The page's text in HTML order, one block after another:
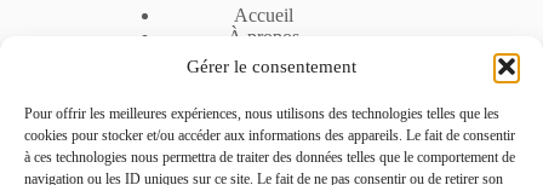
Gérer le consentement
Pour offrir les meilleures expériences, nous utilisons des technologies telles que les
cookies pour stocker et/ou accéder aux informations des appareils. Le fait de consentir
à ces technologies nous permettra de traiter des données telles que le comportement de
navigation ou les ID uniques sur ce site. Le fait de ne pas consentir ou de retirer son
Accueil
À propos
Nos solutions
Mentions légales
Politique de cookies
Politique de confidentialité